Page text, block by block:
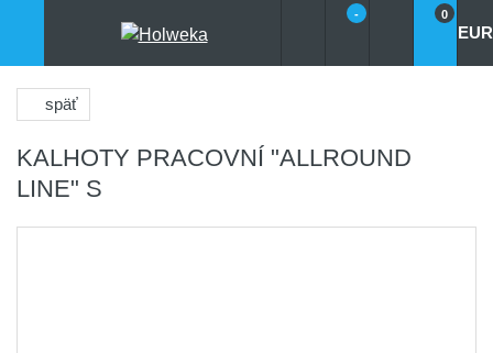
- 0
EUR
späť
KALHOTY PRACOVNÍ "ALLROUND
LINE" S